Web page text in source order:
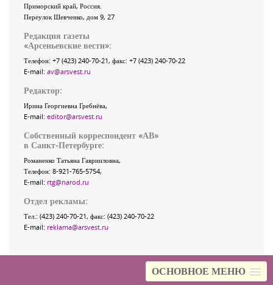
ОСНОВНОЕ МЕНЮ
Приморский край, Россия
Переулок Шевченко, дом 9, 27
Редакция газеты
«Арсеньевские вести»:
Телефон: +7 (423) 240-70-21, факс: +7 (423) 240-70-22
E-mail: av@arsvest.ru
Редактор:
Ирина Георгиевна Гребнёва,
E-mail: editor@arsvest.ru
Собственный корреспондент «АВ»
в Санкт-Петербурге:
Романенко Татьяна Гаврииловна,
Телефон: 8-921-765-5754,
E-mail: rtg@narod.ru
Отдел рекламы:
Тел.: (423) 240-70-21, факс: (423) 240-70-22
E-mail: reklama@arsvest.ru